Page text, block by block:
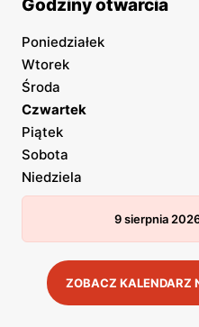
Godziny otwarcia
Poniedziałek
Wtorek
Środa
Czwartek
Piątek
Sobota
Niedziela
9 sierpnia
ZOBACZ KALENDARZ